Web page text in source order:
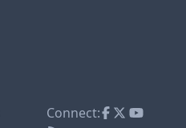
Connect: